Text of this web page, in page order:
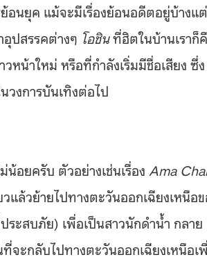
ย้อนยุค แม้จะมีเรื่องย้อนอดีตอยู่บ้างแ
ปสรรคต่างๆ โอชินที่ฮิตในบ้านเราก็
น้าใหม่ หรือที่กำลังเริ่มมีชื่อเสียง ซึ่ง
วงการบันเทิงต่อไป
น้อยครับ ตัวอย่างเช่นเรื่อง Ama
แล้วย้ายไปทางตะวันออกเฉียงเหนือ
ะสบภัย) เพื่อเป็นสาวนักดำน้ำ กลาย
จะกลับไปทางตะวันออกเฉียงเหนือเ